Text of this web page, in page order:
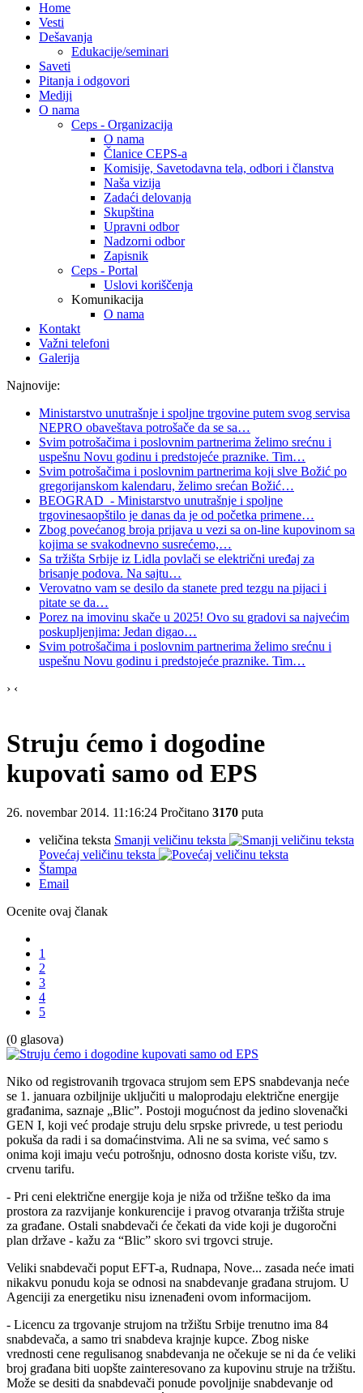
Home
Vesti
Dešavanja
Edukacije/seminari
Saveti
Pitanja i odgovori
Mediji
O nama
Ceps - Organizacija
O nama
Članice CEPS-a
Komisije, Savetodavna tela, odbori i članstva
Naša vizija
Zadaći delovanja
Skupština
Upravni odbor
Nadzorni odbor
Zapisnik
Ceps - Portal
Uslovi koriščenja
Komunikacija
O nama
Kontakt
Važni telefoni
Galerija
Najnovije:
Ministarstvo unutrašnje i spoljne trgovine putem svog servisa
NEPRO obaveštava potrošače da se sa…
Svim potrošačima i poslovnim partnerima želimo srećnu i
uspešnu Novu godinu i predstojeće praznike. Tim…
Svim potrošačima i poslovnim partnerima koji slve Božić po
gregorijanskom kalendaru, želimo srećan Božić…
BEOGRAD - Ministarstvo unutrašnje i spoljne
trgovinesaopštilo je danas da je od početka primene…
Zbog povećanog broja prijava u vezi sa on-line kupovinom sa
kojima se svakodnevno susrećemo,…
Sa tržišta Srbije iz Lidla povlači se električni uređaj za
brisanje podova. Na sajtu…
Verovatno vam se desilo da stanete pred tezgu na pijaci i
pitate se da…
Porez na imovinu skače u 2025! Ovo su gradovi sa najvećim
poskupljenjima: Jedan digao…
Svim potrošačima i poslovnim partnerima želimo srećnu i
uspešnu Novu godinu i predstojeće praznike. Tim…
› ‹
Struju ćemo i dogodine
kupovati samo od EPS
26. novembar 2014. 11:16:24 Pročitano 3170 puta
veličina teksta Smanji veličinu teksta
Povećaj veličinu teksta
Štampa
Email
Ocenite ovaj članak
1
2
3
4
5
(0 glasova)
Niko od registrovanih trgovaca strujom sem EPS snabdevanja neće
se 1. januara ozbiljnije uključiti u maloprodaju električne energije
građanima, saznaje „Blic”. Postoji mogućnost da jedino slovenački
GEN I, koji već prodaje struju delu srpske privrede, u test periodu
pokuša da radi i sa domaćinstvima. Ali ne sa svima, već samo s
onima koji imaju veću potrošnju, odnosno dosta koriste višu, tzv.
crvenu tarifu.
- Pri ceni električne energije koja je niža od tržišne teško da ima
prostora za razvijanje konkurencije i pravog otvaranja tržišta struje
za građane. Ostali snabdevači će čekati da vide koji je dugoročni
plan države - kažu za “Blic” skoro svi trgovci struje.
Veliki snabdevači poput EFT-a, Rudnapa, Nove... zasada neće imati
nikakvu ponudu koja se odnosi na snabdevanje građana strujom. U
Agenciji za energetiku nisu iznenađeni ovom informacijom.
- Licencu za trgovanje strujom na tržištu Srbije trenutno ima 84
snabdevača, a samo tri snabdeva krajnje kupce. Zbog niske
vrednosti cene regulisanog snabdevanja ne očekuje se ni da će veliki
broj građana biti uopšte zainteresovano za kupovinu struje na tržištu.
Može se desiti da snabdevači ponude povoljnije snabdevanje od